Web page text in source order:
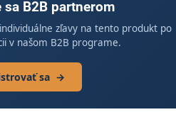
sa B2B partnerom
zľavy na tento produkt po
v našom B2B programe.
sa →